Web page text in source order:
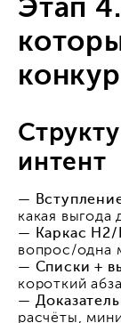
Этап
интент
—
какая выгода
— Каркас H2/
вопрос/одна
— Списки +
короткий
—
расчёты,